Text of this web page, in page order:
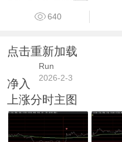
640
点击重新加载
Run
2026-2-3
净入
上涨分时主图